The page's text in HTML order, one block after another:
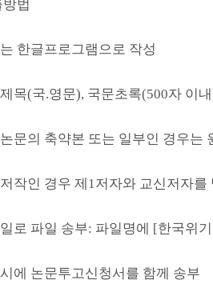
법
한글프로그램으로 작성
목(국.영문), 국문초록(500자 이
문의 축약본 또는 일부인 경우는
작인 경우 제1저자와 교신저자를
로 파일 송부: 파일명에 [한국위
에 논문투고신청서를 함께 송부